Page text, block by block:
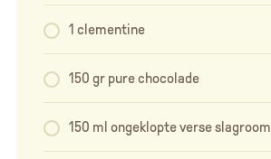
1 clementine
150 gr pure chocolade
150 ml ongeklopte verse slagroom